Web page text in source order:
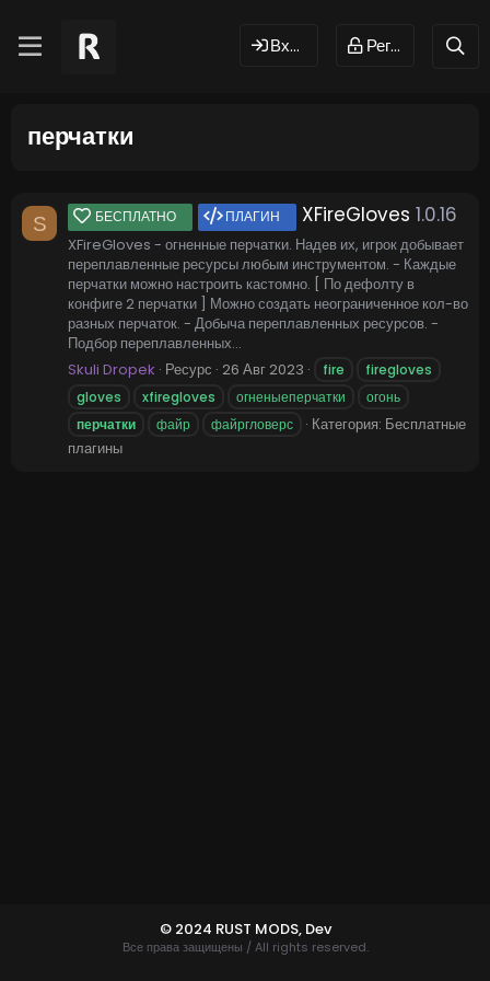
Вход Регистрация
перчатки
S БЕСПЛАТНО ПЛАГИН XFireGloves 1.0.16
XFireGloves - огненные перчатки. Надев их, игрок добывает
переплавленные ресурсы любым инструментом. - Каждые
перчатки можно настроить кастомно. [ По дефолту в
конфиге 2 перчатки ] Можно создать неограниченное кол-во
разных перчаток. - Добыча переплавленных ресурсов. -
Подбор переплавленных...
Skuli Dropek Ресурс 26 Авг 2023 fire
firegloves
gloves
xfiregloves огненыеперчатки
огонь
перчатки
файр файргловерс Категория: Бесплатные
плагины
© 2024 RUST MODS, Dev
Все права защищены / All rights reserved.